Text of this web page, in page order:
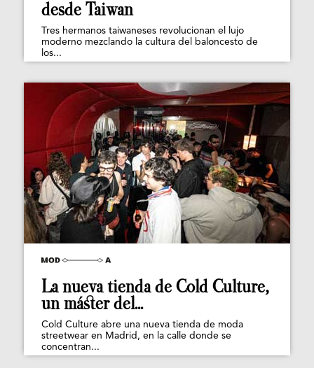
desde Taiwan
Tres hermanos taiwaneses revolucionan el lujo
moderno mezclando la cultura del baloncesto de
los...
La nueva tienda de Cold Culture,
un máster del...
Cold Culture abre una nueva tienda de moda
streetwear en Madrid, en la calle donde se
concentran...